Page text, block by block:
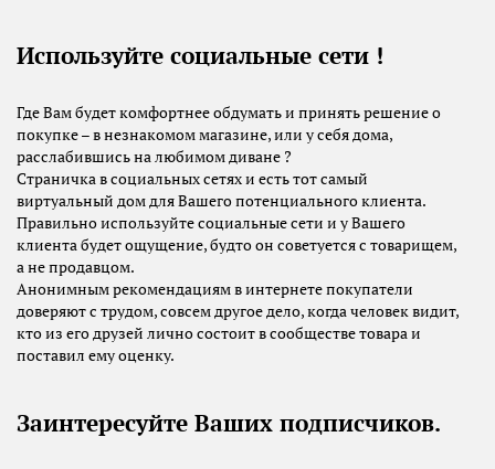
Используйте социальные сети !
Где Вам будет комфортнее обдумать и принять решение о
покупке – в незнакомом магазине, или у себя дома,
расслабившись на любимом диване ?
Страничка в социальных сетях и есть тот самый
виртуальный дом для Вашего потенциального клиента.
Правильно используйте социальные сети и у Вашего
клиента будет ощущение, будто он советуется с товарищем,
а не продавцом.
Анонимным рекомендациям в интернете покупатели
доверяют с трудом, совсем другое дело, когда человек видит,
кто из его друзей лично состоит в сообществе товара и
поставил ему оценку.
Заинтересуйте Ваших подписчиков.